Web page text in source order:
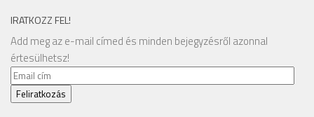
IRATKOZZ FEL!
Add meg az e-mail címed és minden bejegyzésről azonnal
értesülhetsz!
Email
cím
Feliratkozás